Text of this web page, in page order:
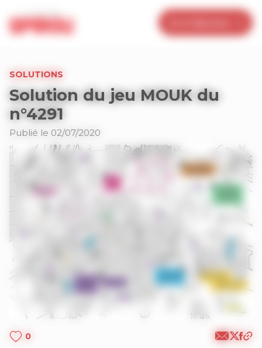
SOLUTIONS
Solution du jeu MOUK du
n°4291
Publié le 02/07/2020
0